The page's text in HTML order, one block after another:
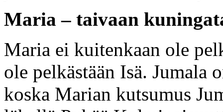
Maria – taivaan
Maria ei kuitenkaan ole
ole pelkästään Isä. Jumala
koska Marian kutsumus